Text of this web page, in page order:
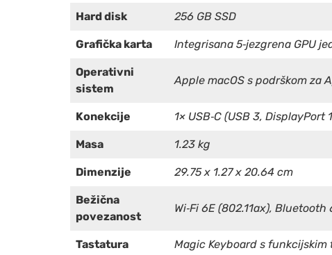
Hard disk 256 GB SSD
Grafička karta Integrisana 5‑jezgrena GPU
Operativni
sistem
Apple macOS s podrškom za
Konekcije 1× USB‑C (USB 3,
Masa 1.23 kg
Dimenzije 29.75 x 1.27 x 20.64 cm
Bežična
povezanost
Wi‑Fi 6E (802.11ax), Bluetooth
Tastatura Magic Keyboard s